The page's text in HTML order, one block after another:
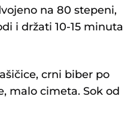
na 80 stepeni,
i držati 10-15 minuta
crni biber po
malo cimeta. Sok od